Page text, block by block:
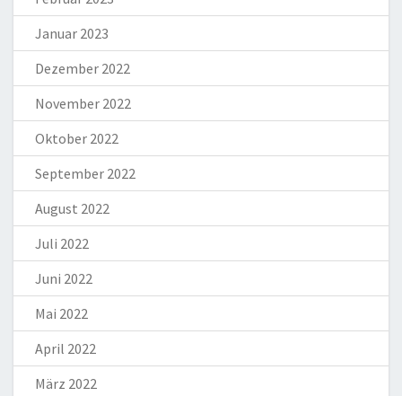
Januar 2023
Dezember 2022
November 2022
Oktober 2022
September 2022
August 2022
Juli 2022
Juni 2022
Mai 2022
April 2022
März 2022